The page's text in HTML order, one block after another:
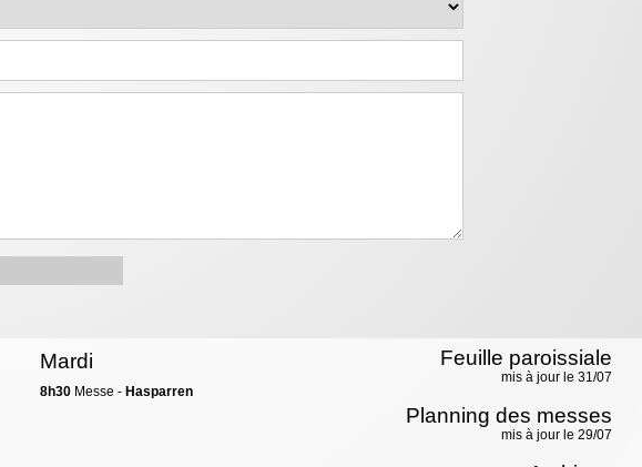
Mardi
8h30 Messe - Hasparren
Feuille paroissiale
mis à jour le 31/07
Planning des messes
mis à jour le 29/07